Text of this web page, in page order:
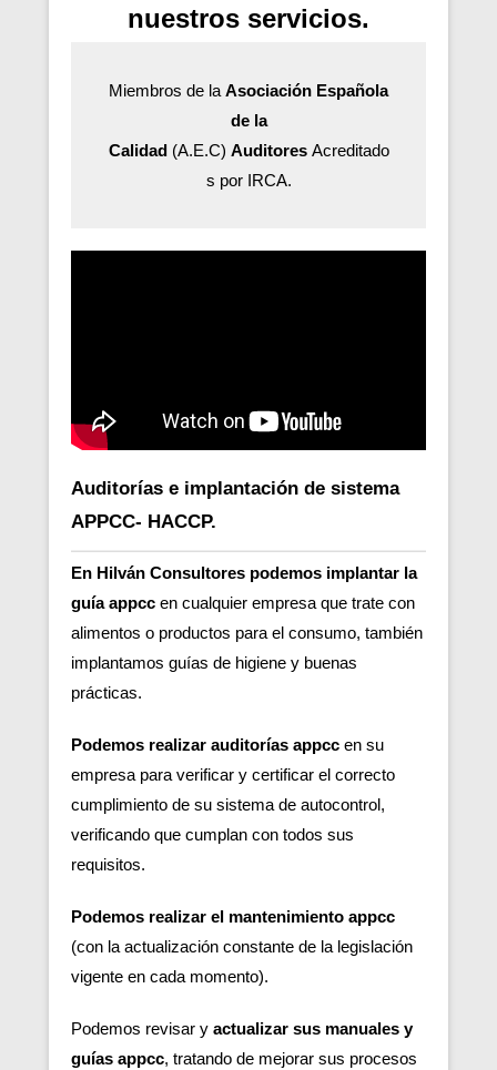
nuestros servicios.
Miembros de la Asociación Española
de la
Calidad(A.E.C) AuditoresAcreditado
s por IRCA.
Auditorías e implantación de sistema
APPCC- HACCP.
En Hilván Consultores podemos implantar la
guía appcc en cualquier empresa que trate con
alimentos o productos para el consumo, también
implantamos guías de higiene y buenas
prácticas.
Podemos realizar auditorías appcc en su
empresa para verificar y certificar el correcto
cumplimiento de su sistema de autocontrol,
verificando que cumplan con todos sus
requisitos.
Podemos realizar el mantenimiento appcc
(con la actualización constante de la legislación
vigente en cada momento).
Podemos revisar y actualizar sus manuales y
guías appcc, tratando de mejorar sus procesos